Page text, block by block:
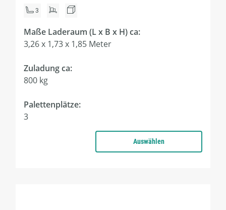
3
Maße Laderaum (L x B x H) ca:
3,26 x 1,73 x 1,85 Meter
Zuladung ca:
800 kg
Palettenplätze:
3
Auswählen